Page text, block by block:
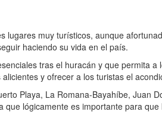
lugares muy turísticos, aunque
haciendo su vida en el país.
tras el huracán y que permita
y ofrecer a los turistas el
Playa, La Romana-Bayahíbe, Juan
que lógicamente es importante para